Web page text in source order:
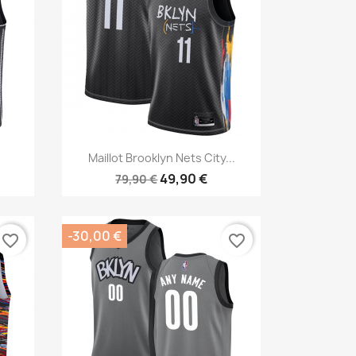
Aperçu rapide
Maillot Brooklyn Nets City...
79,90 €49,90 €
favorite_border -30,00 € favorite_border